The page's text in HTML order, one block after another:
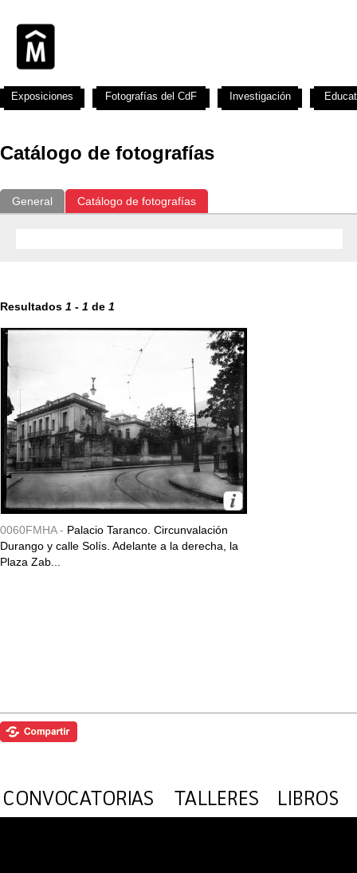
Catálogo de fotografías
General Catálogo de fotografías
Resultados 1 - 1 de 1
0060FMHA - Palacio Taranco. Circunvalación
Durango y calle Solís. Adelante a la derecha, la
Plaza Zab...
Exposiciones Fotografías del CdF Investigación